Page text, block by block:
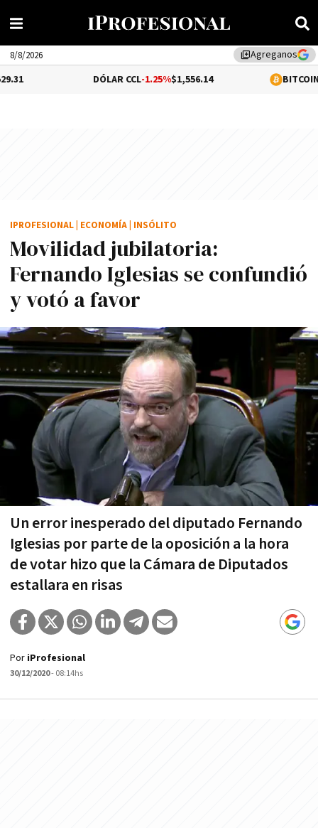
library_addAgreganos
8/8/2026
-1.25%$1,556.14 0.07%
Movilidad jubilatoria:
Fernando Iglesias se confundió
y votó a favor
Un error inesperado del diputado Fernando
Iglesias por parte de la oposición a la hora
de votar hizo que la Cámara de Diputados
estallara en risas
IPROFESIONAL ECONOMÍA INSÓLITO
Por iProfesional
30/12/2020- 08:14hs